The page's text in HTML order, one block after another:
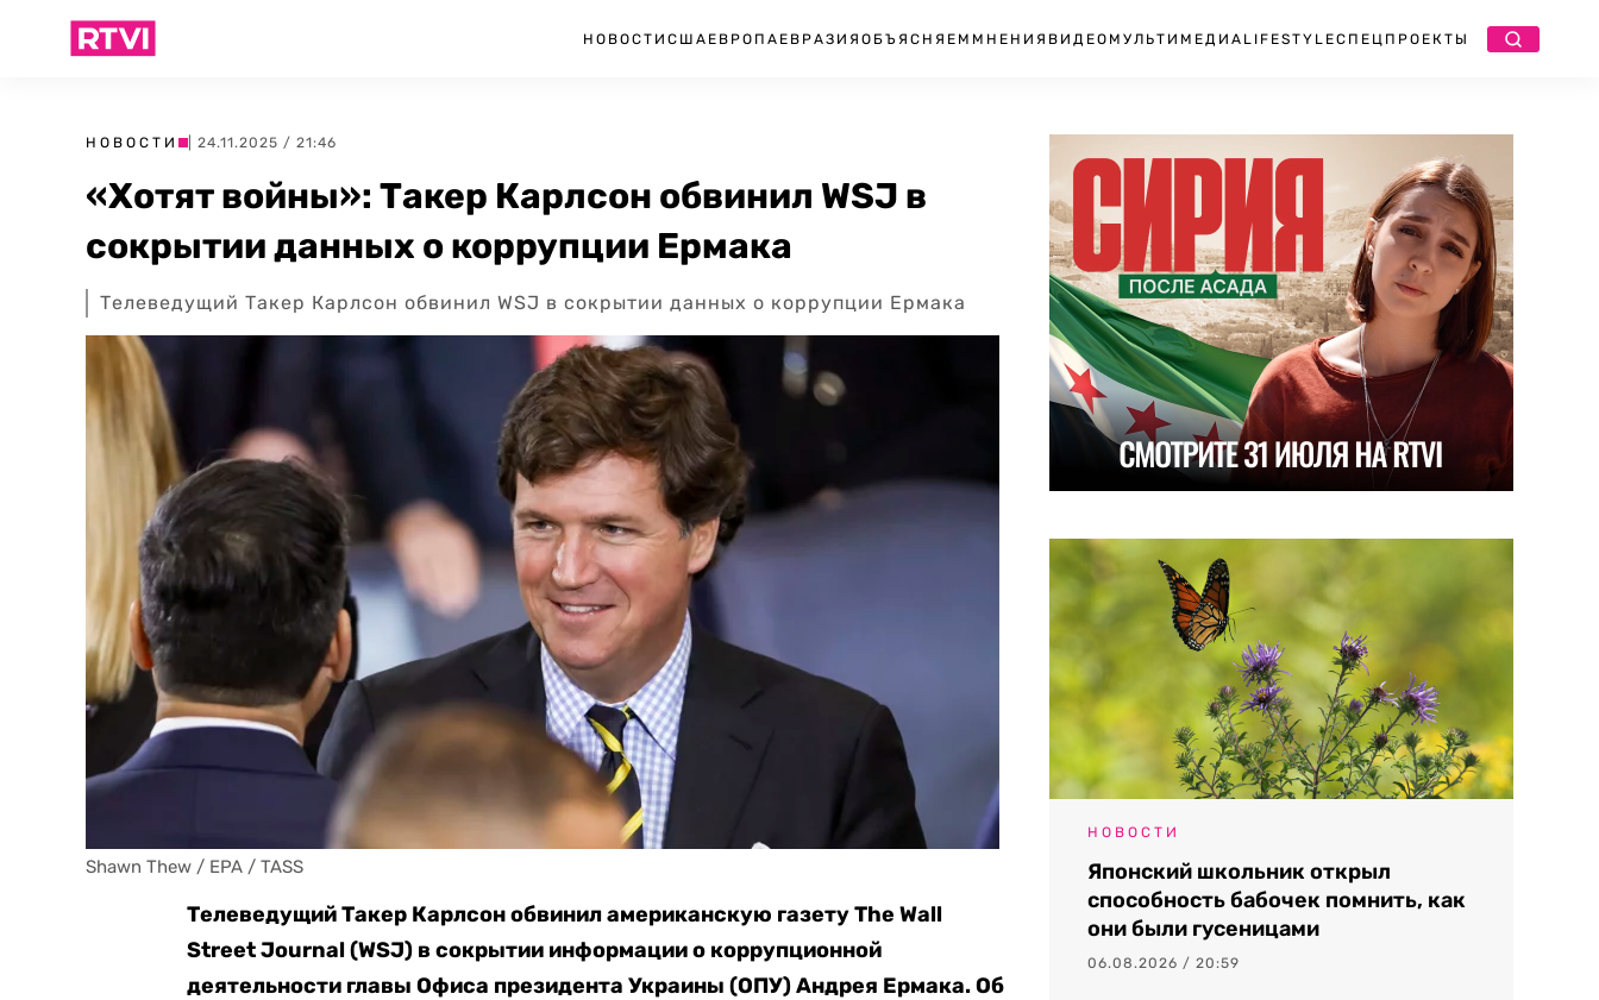
НОВОСТИ США ЕВРОПА ЕВРАЗИЯ ОБЪЯСНЯЕМ МНЕНИЯ ВИДЕО МУЛЬТИМЕДИА LIFESTYLEСПЕЦПРОЕКТЫ
НОВОСТИ | 24.11.2025 / 21:46
«Хотят войны»: Такер Карлсон обвинил WSJ в
сокрытии данных о коррупции Ермака
Телеведущий Такер Карлсон обвинил WSJ в сокрытии данных о коррупции Ермака
Shawn Thew / EPA / TASS
Телеведущий Такер Карлсон обвинил американскую газету The Wall
Street Journal (WSJ) в сокрытии информации о коррупционной
деятельности главы Офиса президента Украины (ОПУ) Андрея Ермака. Об
НОВОСТИ
Японский школьник открыл
способность бабочек помнить, как
они были гусеницами
06.08.2026 / 20:59